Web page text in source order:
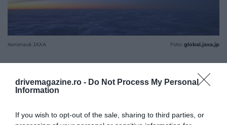
drivemagazine.ro - Do Not Process My Personal
Information
If you wish to opt-out of the sale, sharing to third parties, or
Aeronavă JAXA Foto: global.jaxa.jp